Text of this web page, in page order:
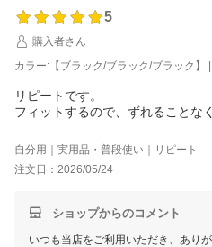
5
購入者さん
カラー:【ブラック/ブラック/ブラック】 |
リピートです。
フィットするので、ずれることな
自分用｜実用品・普段使い｜リピート
注文日：2026/05/24
ショップからのコメント
いつも当店をご利用いただき、ありが